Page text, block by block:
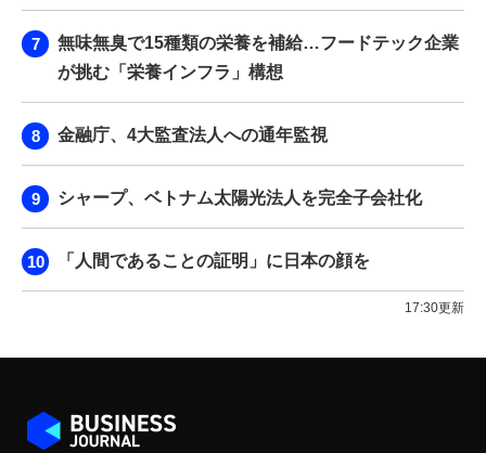
無味無臭で15種類の栄養を補給…フードテック企業
が挑む「栄養インフラ」構想
金融庁、4大監査法人への通年監視
シャープ、ベトナム太陽光法人を完全子会社化
「人間であることの証明」に日本の顔を
17:30更新